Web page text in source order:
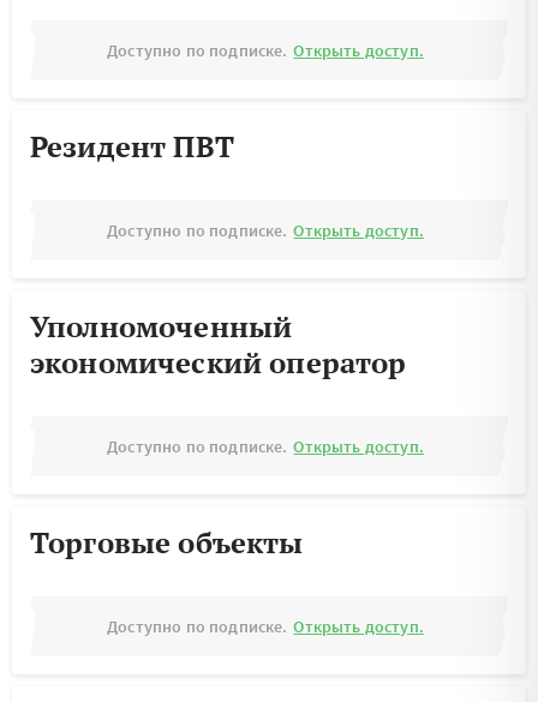
Доступно по подписке. Открыть доступ.
Резидент ПВТ
Доступно по подписке. Открыть доступ.
Уполномоченный
экономический оператор
Доступно по подписке. Открыть доступ.
Торговые объекты
Доступно по подписке. Открыть доступ.